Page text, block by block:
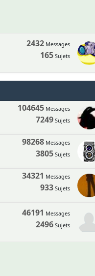
2432 Messages
165 Sujets
104645 Messages
7249 Sujets
98268 Messages
3805 Sujets
34321 Messages
933 Sujets
46191 Messages
2496 Sujets